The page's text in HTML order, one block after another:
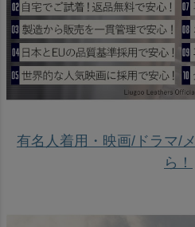
有名人着用・映画/ドラマ/
ら！